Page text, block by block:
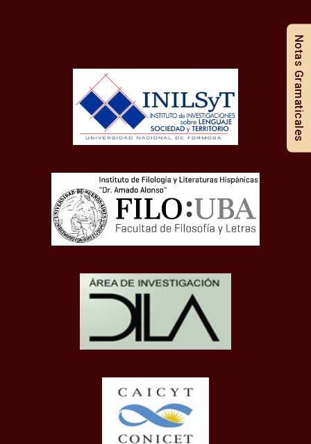
Notas Gramaticales